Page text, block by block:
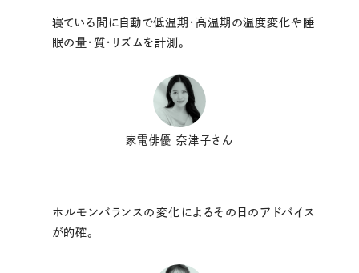
寝ている間に自動で低温期・高温期の温度変化や睡
眠の量・質・リズムを計測。
家電俳優 奈津子さん
ホルモンバランスの変化によるその日のアドバイス
が的確。